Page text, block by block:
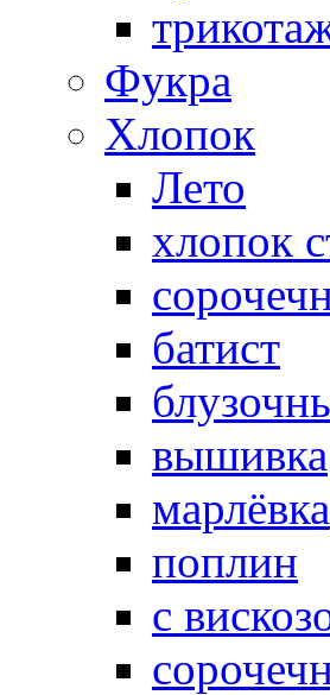
Фукра
Хлопок
Лето
хлопок
батист
вышивка
марлёвка
поплин
с